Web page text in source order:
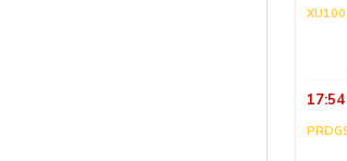
XU100
17:54